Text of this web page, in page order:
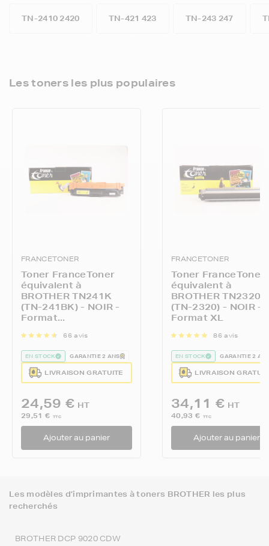
TN-2410 2420 TN-421 423 TN-243 247
Les toners les plus populaires
FRANCETONER
Toner FranceToner
équivalent à
BROTHER TN241K
(TN-241BK) - NOIR -
Format...
66 avis
EN STOCK GARANTIE 2 ANS
LIVRAISON GRATUITE
24,59 € HT
29,51 € TTC
Ajouter au panier
FRANCETONER
Toner FranceToner
équivalent à
BROTHER TN2320
(TN-2320) - NOIR -
Format XL
86 avis
EN STOCK GARANTIE 2
LIVRAISON
34,11 € HT
40,93 € TTC
Ajouter au panier
Les modèles d’imprimantes à toners BROTHER les plus
recherchés
BROTHER DCP 9020 CDW